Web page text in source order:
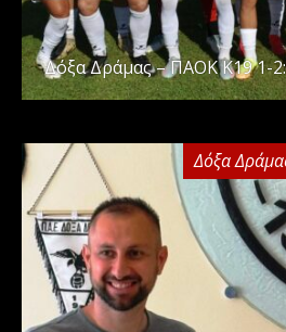
Δόξα Δράμας – ΠΑΟΚ Κ19 1-
Δόξα